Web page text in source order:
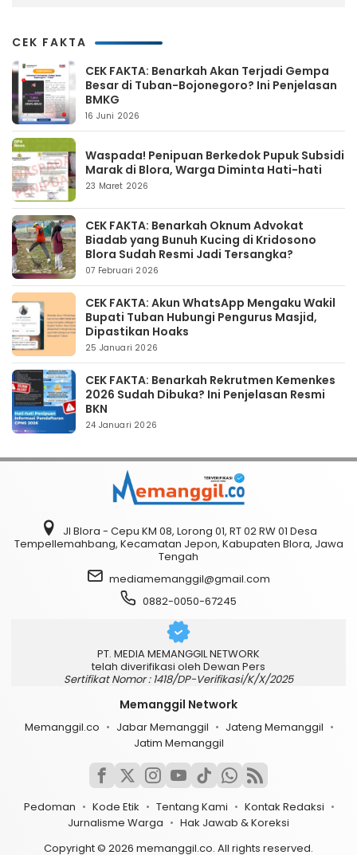
CEK FAKTA
CEK FAKTA: Benarkah Akan Terjadi Gempa
Besar di Tuban-Bojonegoro? Ini Penjelasan
BMKG
16 Juni 2026
Waspada! Penipuan Berkedok Pupuk Subsidi
Marak di Blora, Warga Diminta Hati-hati
23 Maret 2026
CEK FAKTA: Benarkah Oknum Advokat
Biadab yang Bunuh Kucing di Kridosono
Blora Sudah Resmi Jadi Tersangka?
07 Februari 2026
CEK FAKTA: Akun WhatsApp Mengaku Wakil
Bupati Tuban Hubungi Pengurus Masjid,
Dipastikan Hoaks
25 Januari 2026
CEK FAKTA: Benarkah Rekrutmen Kemenkes
2026 Sudah Dibuka? Ini Penjelasan Resmi
BKN
24 Januari 2026
Jl Blora - Cepu KM 08, Lorong 01, RT 02 RW 01 Desa
Tempellemahbang, Kecamatan Jepon, Kabupaten Blora, Jawa
Tengah
mediamemanggil@gmail.com
0882-0050-67245
PT. MEDIA MEMANGGIL NETWORK
telah diverifikasi oleh Dewan Pers
Sertifikat Nomor : 1418/DP-Verifikasi/K/X/2025
Memanggil Network
Memanggil.co Jabar Memanggil
Jateng Memanggil
Jatim Memanggil
Pedoman Kode Etik Tentang Kami
Kontak Redaksi
Jurnalisme Warga
Hak Jawab & Koreksi
Copyright © 2026 memanggil.co. All rights reserved.